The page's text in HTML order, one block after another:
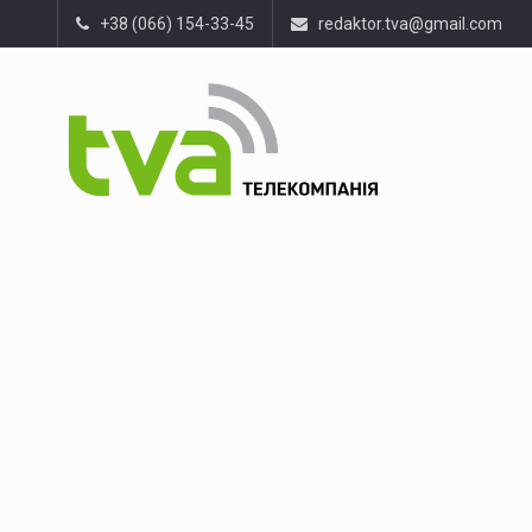
+38 (066) 154-33-45 redaktor.tva@gmail.com